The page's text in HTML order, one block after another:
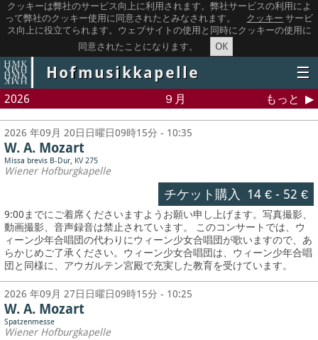
クッキーは弊社のサービス向上に利用されます。弊社サービスの利用によ
って弊社のクッキー使用に同意されたとみなされます。
クッキー サービ
ス向上に役立てられます。ウェブサイトの使用と同時にクッキーの使用に
同意されたことになります。
OK
Hofmusikkapelle ☰
2026 ９月 もっと
2026 年09月 20日日曜日09時15分 - 10:35
W. A. Mozart
Missa brevis B-Dur, KV 275
Wiener Hofburgkapelle
チケット購入 14 €- 52 €
9:00までにご着席くださいますようお願い申し上げます。写真撮影、
動画撮影、音声録音は禁止されています。 このコンサートでは、ウ
ィーン少年合唱団の代わりにウィーン少女合唱団が歌いますので、あ
らかじめご了承ください。ウィーン少女合唱団は、ウィーン少年合唱
団と同様に、アウガルテン宮殿で充実した教育を受けています。
2026 年09月 27日日曜日09時15分 - 10:25
W. A. Mozart
Spatzenmesse
Wiener Hofburgkapelle